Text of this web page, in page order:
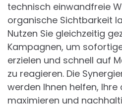
technisch einwandfreie
organische Sichtbarkeit
Nutzen Sie gleichzeitig
Kampagnen, um
erzielen und schnell auf
zu reagieren. Die
werden Ihnen helfen, Ihre
maximieren und